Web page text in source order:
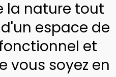
la nature tout
espace de
et
vous soyez en